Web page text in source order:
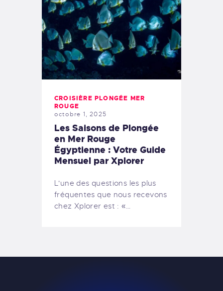
CROISIÈRE PLONGÉE MER
ROUGE
octobre 1, 2025
Les Saisons de Plongée
en Mer Rouge
Égyptienne : Votre Guide
Mensuel par Xplorer
L'une des questions les plus
fréquentes que nous recevons
chez Xplorer est : «…